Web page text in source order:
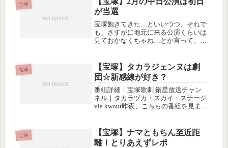
宝塚
が当選
宝塚飽きてきた…といいつつ、それで
も、さすがに地元に来る公演くらいは
見ておかなくちゃね…とか言って、中
で、当たったものから１回分だけ購
入、という予約を入れたら、あっさり
第一希...
宝塚
【宝塚】タカラジェンヌは劇
団☆新感線が好き？
番組詳細｜宝塚歌劇 衛星放送チャン
ネル｜タカラヅカ・スカイ・ステージ
via kwout昨夜、こちらの番組を見まし
「月雲の皇子」に主演したときは、地
元のレストランにチラシが置...
宝塚
【宝塚】ナマともちん至近距
離！とりあえずレポ